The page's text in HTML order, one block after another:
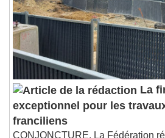
La
exceptionnel pour les
franciliens